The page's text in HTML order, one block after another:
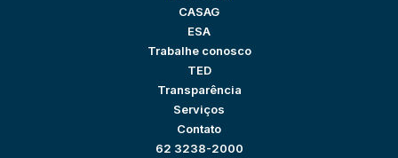
CASAG
ESA
Trabalhe conosco
TED
Transparência
Serviços
Contato
62 3238-2000